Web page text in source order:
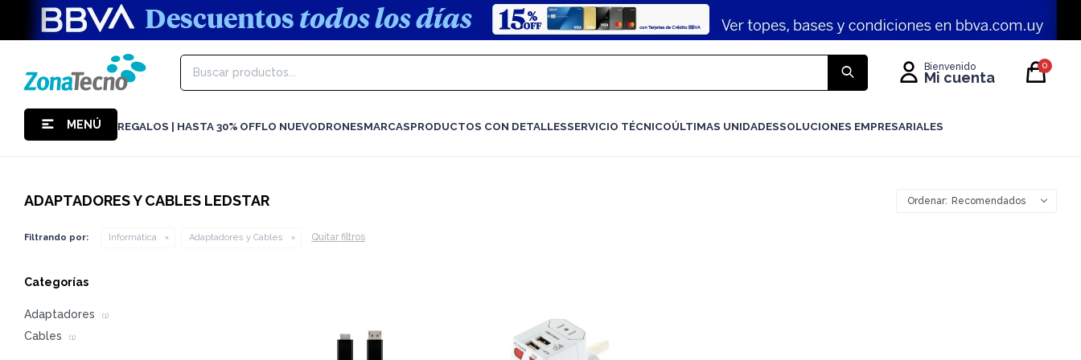
MENÚ REGALOS | HASTA 30% OFFLO NUEVODRONESMARCASPRODUCTOS CON DETALLESSERVICIO TÉCNICOÚLTIMAS UNIDADESSOLUCIONES EMPRESARIALES
0
ADAPTADORES Y CABLES LEDSTAR Recomendados
Filtrando por: Informática Adaptadores y Cables Quitar filtros
Categorías
Adaptadores (1)
Cables (1)